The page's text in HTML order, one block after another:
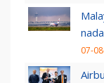
07-